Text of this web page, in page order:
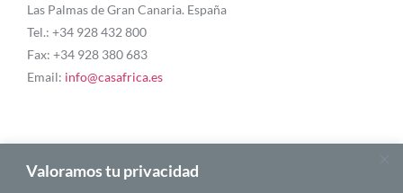
Valoramos tu privacidad
Las Palmas de Gran Canaria. España
Tel.: +34 928 432 800
Fax: +34 928 380 683
Email: info@casafrica.es
Blog